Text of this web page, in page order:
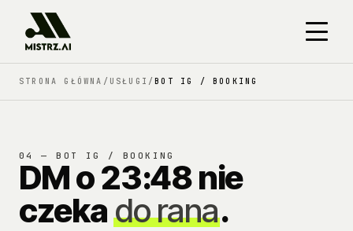
Przejdź do treści głównej
STRONA GŁÓWNA / USŁUGI /BOT IG / BOOKING
04 — BOT IG / BOOKING
DM o 23:48 nie
czekado rana.